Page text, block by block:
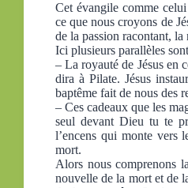
Cet évangile comme
ce que nous croyons de
de la passion racontant,
Ici plusieurs parallèles
– La royauté de Jésus en
dira à Pilate. Jésus
baptême fait de nous des
– Ces cadeaux que les
seul devant Dieu tu te
l’encens qui monte
mort.
Alors nous comprenons
nouvelle de la mort et de